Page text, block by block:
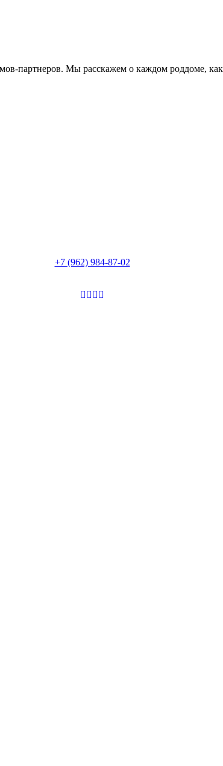
партнеров. Мы расскажем о каждом роддоме,
+7 (962) 984-87-02